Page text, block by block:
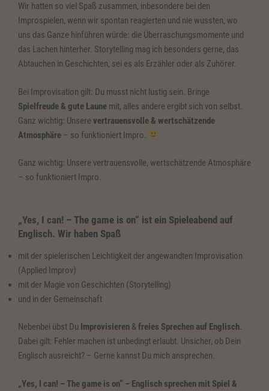
Wir hatten so viel Spaß zusammen, inbesondere bei den
Improspielen, wenn wir spontan reagierten und nie wussten, wo
uns das Ganze hinführen würde: die Überraschungsmomente und
das Lachen hinterher. Storytelling mag ich besonders gerne, das
Abtauchen in Geschichten, sei es als Erzähler oder als Zuhörer.
Bei Improvisation gilt: Du musst nicht lustig sein. Bringe
Spielfreude & gute Laune mit, alles andere ergibt sich von selbst.
Ganz wichtig: Unsere vertrauensvolle & wertschätzende
Atmosphäre – so funktioniert Impro.
Ganz wichtig: Unsere vertrauensvolle, wertschätzende Atmosphäre
– so funktioniert Impro.
„Yes, I can! – The game is on“ ist ein Spieleabend auf
Englisch. Wir haben Spaß
mit der spielerischen Leichtigkeit der angewandten Improvisation
(Applied Improv)
mit der Magie von Geschichten (Storytelling)
und in der Gemeinschaft
Nebenbei übst Du Improvisieren &freies Sprechen auf Englisch.
Dabei gilt: Fehler machen ist unbedingt erlaubt. Unsicher, ob Dein
Englisch ausreicht? – Gerne kannst Du mich ansprechen.
„Yes, I can! – The game is on“ – Englisch sprechen mit Spiel &